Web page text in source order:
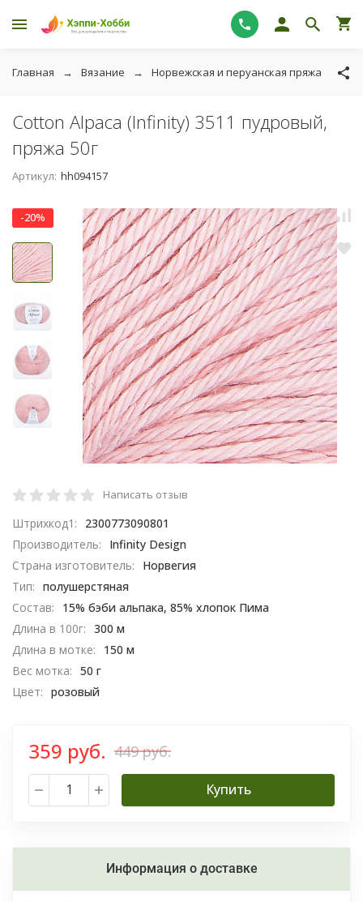
Главная Вязание Норвежская и перуанская пряжа
Cotton Alpaca (Infinity) 3511 пудровый,
пряжа 50г
Артикул: hh094157
-20%
Написать отзыв
Штрихкод1:
2300773090801
Производитель:
Infinity Design
Страна изготовитель:
Норвегия
Тип: полушерстяная
Состав:
15% бэби альпака, 85% хлопок Пима
Длина в 100г: 300 м
Длина в мотке:
150 м
Вес мотка: 50 г
Цвет: розовый
359 руб. 449 руб.
Купить
Информация о доставке